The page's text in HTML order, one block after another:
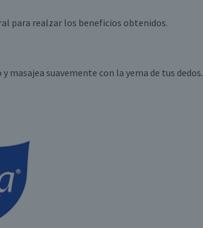
para realzar los beneficios obtenidos.
masajea suavemente con la yema de tus dedos.